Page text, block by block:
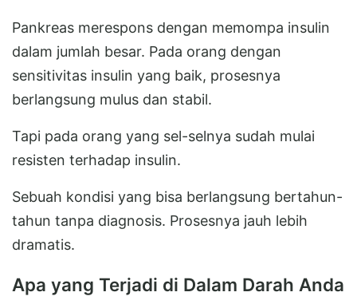
Pankreas merespons dengan memompa insulin
dalam jumlah besar. Pada orang dengan
sensitivitas insulin yang baik, prosesnya
berlangsung mulus dan stabil.
Tapi pada orang yang sel-selnya sudah mulai
resisten terhadap insulin.
Sebuah kondisi yang bisa berlangsung bertahun-
tahun tanpa diagnosis. Prosesnya jauh lebih
dramatis.
Apa yang Terjadi di Dalam Darah Anda